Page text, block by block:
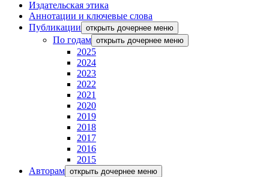
Издательская этика
Аннотации и ключевые слова
Публикации открыть дочернее меню
По годам открыть дочернее меню
2025
2024
2023
2022
2021
2020
2019
2018
2017
2016
2015
Авторам открыть дочернее меню